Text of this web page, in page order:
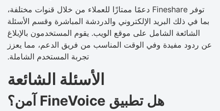
توفر Fineshare دعمًا ممتازًا للعملاء من خلال قنوات مختلفة،
بما في ذلك البريد الإلكتروني والدردشة المباشرة وقسم الأسئلة
الشائعة الشامل على موقع الويب. يقوم المستخدمون بالإبلاغ
عن ردود مفيدة وفي الوقت المناسب من فريق الدعم، مما يعزز
تجربة المستخدم الشاملة.
الأسئلة الشائعة
هل تطبيق FineVoice آمن؟